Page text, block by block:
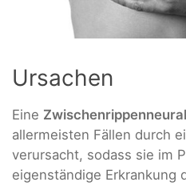
Ursachen
Eine
allermeisten Fällen durch
verursacht, sodass sie im
eigenständige Erkrankung